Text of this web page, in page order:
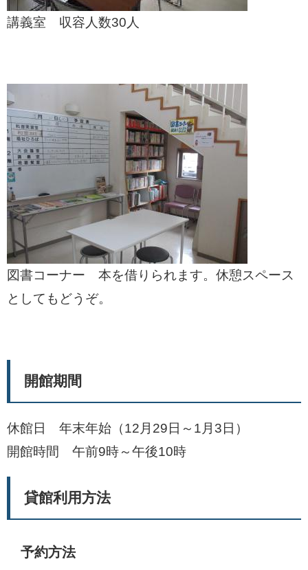
講義室 収容人数30人
図書コーナー 本を借りられます。休憩スペース
としてもどうぞ。
開館期間
休館日 年末年始（12月29日～1月3日）
開館時間 午前9時～午後10時
貸館利用方法
予約方法